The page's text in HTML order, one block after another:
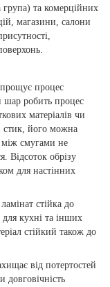
група) та комерційних
магазини, салони
процес
шар робить процес
матеріалів чи
стик, його можна
смугами не
Відсоток обрізу
для настінних
стійка до
кухні та інших
стійкий також до
від потертостей